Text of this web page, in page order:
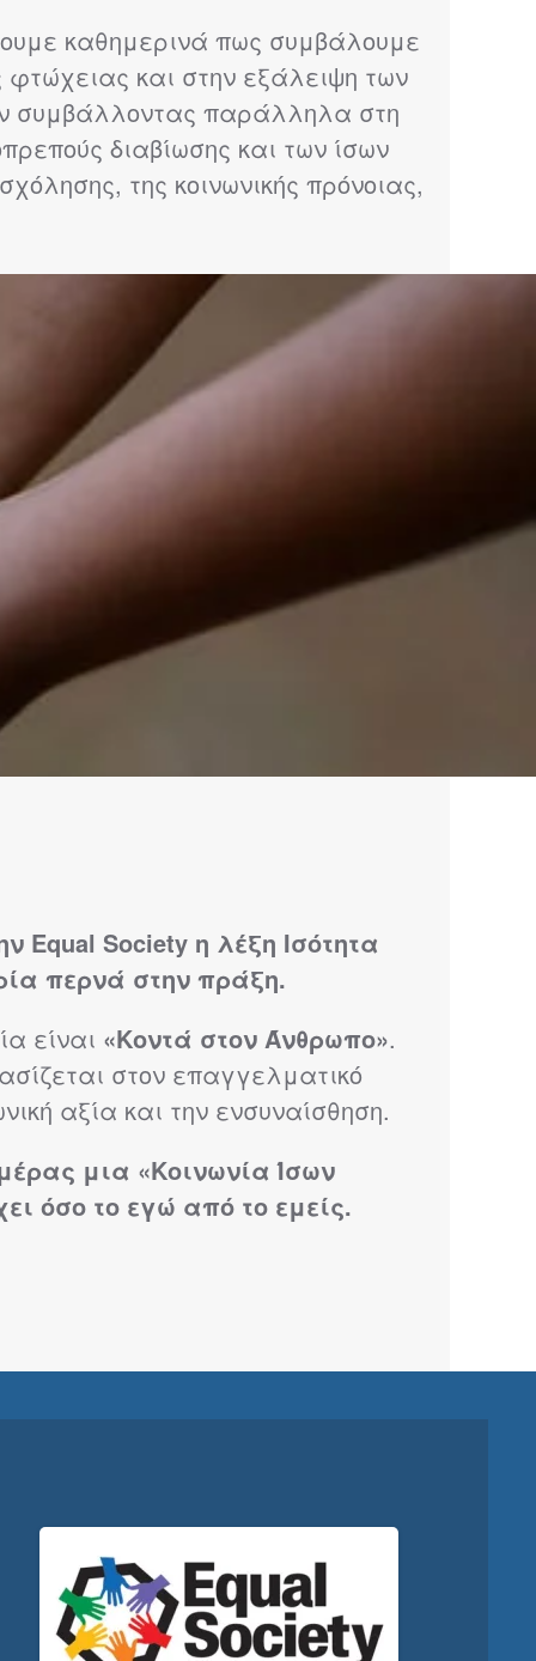
καθημερινά πως συμβάλουμε
φτώχειας και στην εξάλειψη των
συμβάλλοντας παράλληλα στη
διαβίωσης και των ίσων
της κοινωνικής πρόνοιας,
Equal Society η λέξη Ισότητα
περνά στην πράξη.
είναι «Κοντά στον Άνθρωπο».
στον επαγγελματικό
αξία και την ενσυναίσθηση.
μια «Κοινωνία Ίσων
όσο το εγώ από το εμείς.